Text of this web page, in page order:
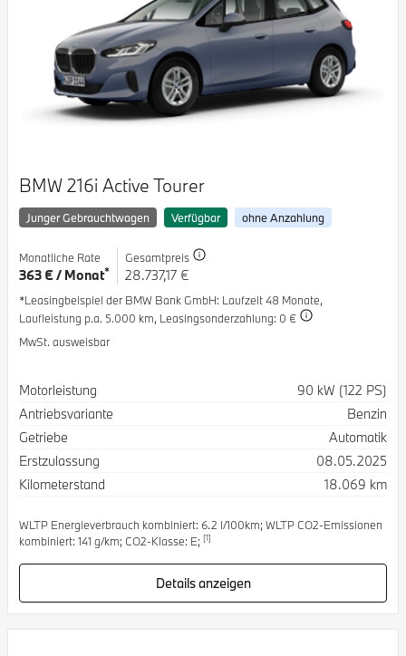
BMW 216i Active Tourer
Junger Gebrauchtwagen Verfügbar ohne Anzahlung
Monatliche Rate
363 € / Monat*
Gesamtpreis
28.737,17 €
*Leasingbeispiel der BMW Bank GmbH: Laufzeit 48 Monate,
Laufleistung p.a. 5.000 km, Leasingsonderzahlung: 0 €
MwSt. ausweisbar
Spezifikation
Motorleistung
90 kW (122 PS)
Antriebsvariante
Benzin
Getriebe
Automatik
Erstzulassung
08.05.2025
Kilometerstand
18.069 km
WLTP Energieverbrauch kombiniert: 6.2 l/100km; WLTP CO2-Emissionen
kombiniert: 141 g/km; CO2-Klasse: E; [1]
Details anzeigen